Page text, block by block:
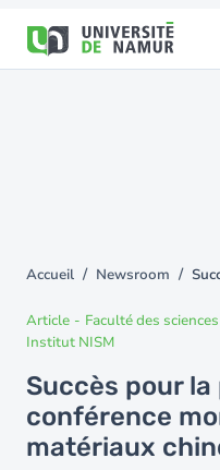
contenu
You
here
Accueil Newsroom
Article - Faculté des sciences
Institut NISM
Succès pour
conférence
matériaux